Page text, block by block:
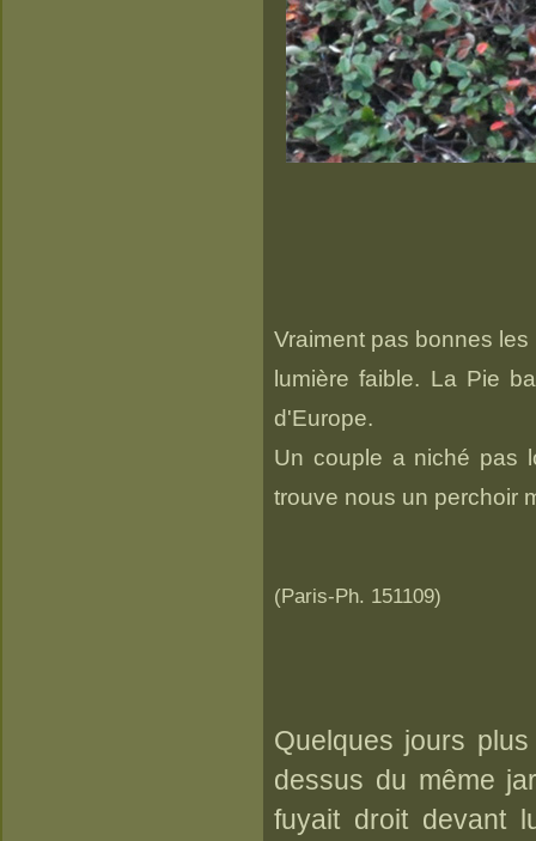
Vraiment pas bonnes
lumière faible. La Pie
d'Europe.
Un couple a niché pas
trouve nous un perchoir
(Paris-Ph. 151109)
Quelques jours
dessus du même
fuyait droit devant